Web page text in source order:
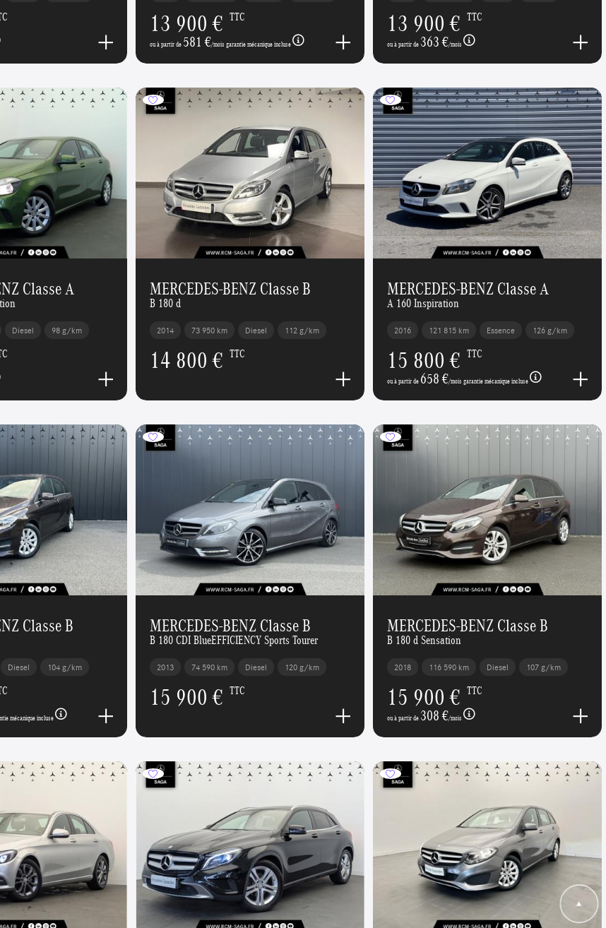
13 900 € TTC
ou à partir de 581 €/mois garantie mécanique incluse
13 900 € TTC
ou à partir de 363 €/mois
Classe A
Diesel 98 g/km
MERCEDES-BENZ Classe B
B 180 d
2014 73 950 km Diesel 112 g/km
14 800 € TTC
MERCEDES-BENZ Classe A
A 160 Inspiration
2016 121 815 km Essence 126 g/km
15 800 € TTC
ou à partir de 658 €/mois garantie mécanique incluse
Classe B
Diesel 104 g/km
mécanique incluse
MERCEDES-BENZ Classe B
B 180 CDI BlueEFFICIENCY Sports Tourer
2013 74 590 km Diesel 120 g/km
15 900 € TTC
MERCEDES-BENZ Classe B
B 180 d Sensation
2018 116 590 km Diesel 107 g/km
15 900 € TTC
ou à partir de 308 €/mois